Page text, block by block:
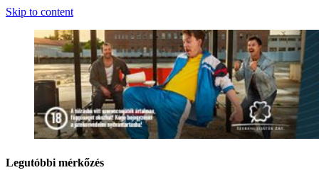
Skip to content
Legutóbbi mérkőzés